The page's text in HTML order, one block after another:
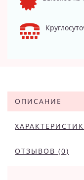
ОПИСАНИЕ
ОТЗЫВОВ (0)